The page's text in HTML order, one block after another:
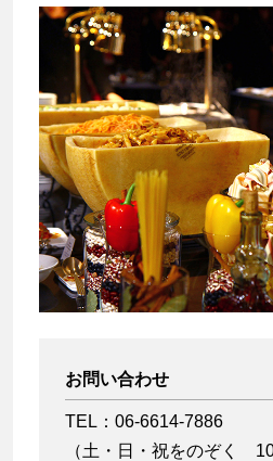
お問い合わせ
TEL： 06-6614-7886
（土・日・祝をのぞく